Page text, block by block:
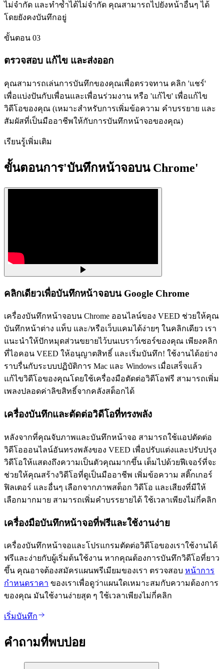
ไม่จำกัด และทำซ้ำได้ไม่จำกัด คุณสามารถไปยังหน้าอื่นๆ ได้
โดยยังคงบันทึกอยู่
ขั้นตอน 03
ตรวจสอบ แก้ไข และส่งออก
คุณสามารถเล่นการบันทึกของคุณเพื่อตรวจทาน คลิก 'แชร์'
เพื่อแบ่งปันกับเพื่อนและเพื่อนร่วมงาน หรือ 'แก้ไข' เพื่อแก้ไข
วิดีโอของคุณ (เหมาะสำหรับการเพิ่มข้อความ คำบรรยาย และ
สัมผัสที่เป็นมืออาชีพให้กับการบันทึกหน้าจอของคุณ)
เรียนรู้เพิ่มเติม
ขั้นตอนการ'บันทึกหน้าจอบน Chrome'
คลิกเดียวเพื่อบันทึกหน้าจอบน Google Chrome
เครื่องบันทึกหน้าจอบน Chrome ออนไลน์ของ VEED ช่วยให้คุณ
บันทึกหน้าต่าง แท็บ และ/หรือเว็บแคมได้ง่ายๆ ในคลิกเดียว เรา
แนะนำให้ปักหมุดส่วนขยายไว้บนเบราว์เซอร์ของคุณ เพียงคลิก
ที่ไอคอน VEED ให้อนุญาตสิทธิ์ และเริ่มบันทึก! ใช้งานได้อย่าง
ราบรื่นกับระบบปฏิบัติการ Mac และ Windows เมื่อเสร็จแล้ว
แก้ไขวิดีโอของคุณโดยใช้เครื่องมือตัดต่อวิดีโอฟรี สามารถเพิ่ม
เพลงปลอดค่าลิขสิทธิ์จากคลังสต็อกได้
เครื่องบันทึกและตัดต่อวิดีโอที่ทรงพลัง
หลังจากที่คุณจับภาพและบันทึกหน้าจอ สามารถใช้แอปตัดต่อ
วิดีโอออนไลน์อันทรงพลังของ VEED เพื่อปรับแต่งและปรับปรุง
วิดีโอให้แสดงถึงความเป็นตัวคุณมากขึ้น เต็มไปด้วยฟีเจอร์ที่จะ
ช่วยให้คุณสร้างวิดีโอที่ดูเป็นมืออาชีพ เพิ่มข้อความ สติ๊กเกอร์
ฟิลเตอร์ และอื่นๆ เลือกจากภาพสต็อก วิดีโอ และเสียงที่มีให้
เลือกมากมาย สามารถเพิ่มคำบรรยายได้ ใช้เวลาเพียงไม่กี่คลิก
เครื่องมือบันทึกหน้าจอที่ฟรีและใช้งานง่าย
เครื่องบันทึกหน้าจอและโปรแกรมตัดต่อวิดีโอของเราใช้งานได้
ฟรีและง่ายกับผู้เริ่มต้นใช้งาน หากคุณต้องการบันทึกวิดีโอที่ยาว
ขึ้น คุณอาจต้องสมัครแผนพรีเมียมของเรา ตรวจสอบ หน้าการ
กำหนดราคา ของเราเพื่อดูว่าแผนใดเหมาะสมกับความต้องการ
ของคุณ มันใช้งานง่ายสุด ๆ ใช้เวลาเพียงไม่กี่คลิก
เริ่มบันทึก
คำถามที่พบบ่อย